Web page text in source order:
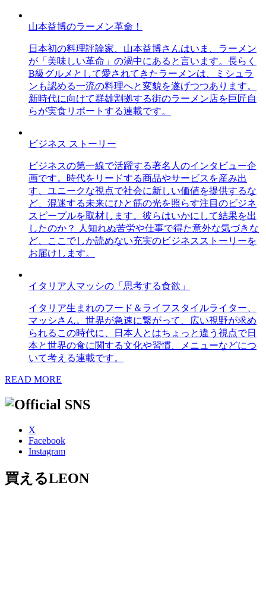
山本益博のラーメン革命！
日本初の料理評論家、山本益博さんはいま、ラーメン
が「美味しい革命」の渦中にあると言います。長らく
B級グルメとして愛されてきたラーメンは、ミシュラ
ンも認める一流の料理へと変貌を遂げつつあります。
新時代に向けて群雄割拠する街のラーメン店を巨匠自
らが実食リポートする連載です。
ビジネス ストーリー
ビジネスの第一線で活躍する著名人のインタビュー企
画です。時代をリードする商品やサービスを産み出
す、ユニークな視点で社会に新しい価値を提供するな
ど、混迷する未来にひと筋の光を照らす注目のビジネ
スピープルを取材します。彼らはいかにして結果を出
したのか？ 人知れぬ苦労や仕事で得た意外な気づきな
ど、ここでしか読めない充実のビジネスストーリーを
お届けします。
イタリア人マッシの「思考する食欲」
イタリア生まれのフード＆ライフスタイルライター、
マッシさん。世界が急速に繋がって、広い視野が求め
られるこの時代に、日本人とはちょっと違う視点で日
本と世界の食に関する文化や習慣、メニューなどにつ
いて考える連載です。
READ MORE
X
Facebook
Instagram
買えるLEON